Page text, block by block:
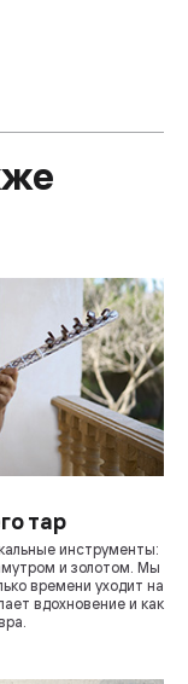
тар
инструменты:
и золотом. Мы
времени уходит на
вдохновение и как